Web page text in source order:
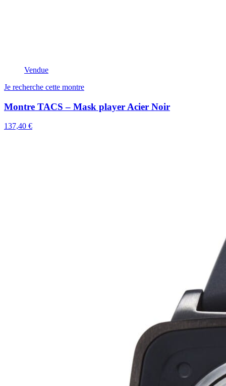
Vendue
Je recherche cette montre
Montre TACS – Mask player Acier Noir
137,40 €